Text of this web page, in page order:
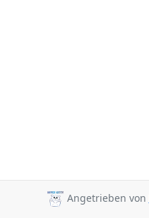
Angetrieben von